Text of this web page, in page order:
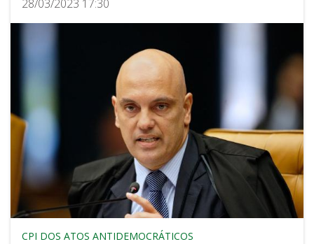
28/03/2023 17:30
CPI DOS ATOS ANTIDEMOCRÁTICOS